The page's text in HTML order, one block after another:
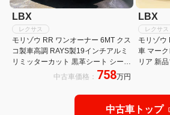
LBX
レクサス
モリゾウ RR ワンオーナー 6MT クス
コ製車高調 RAYS製19インチアルミ
リミッターカット 黒革シート シート
ヒーター ステアリングヒーター ヘッ
ドアップディスプレイ レッドキャリ
パー パワーバックドア
中古車価格： 758万円
LBX
レクサス
モリゾウ
車 マー
リア 新
レ 前後
ーミラ
煙車 イエ
ョン
中古車トップ